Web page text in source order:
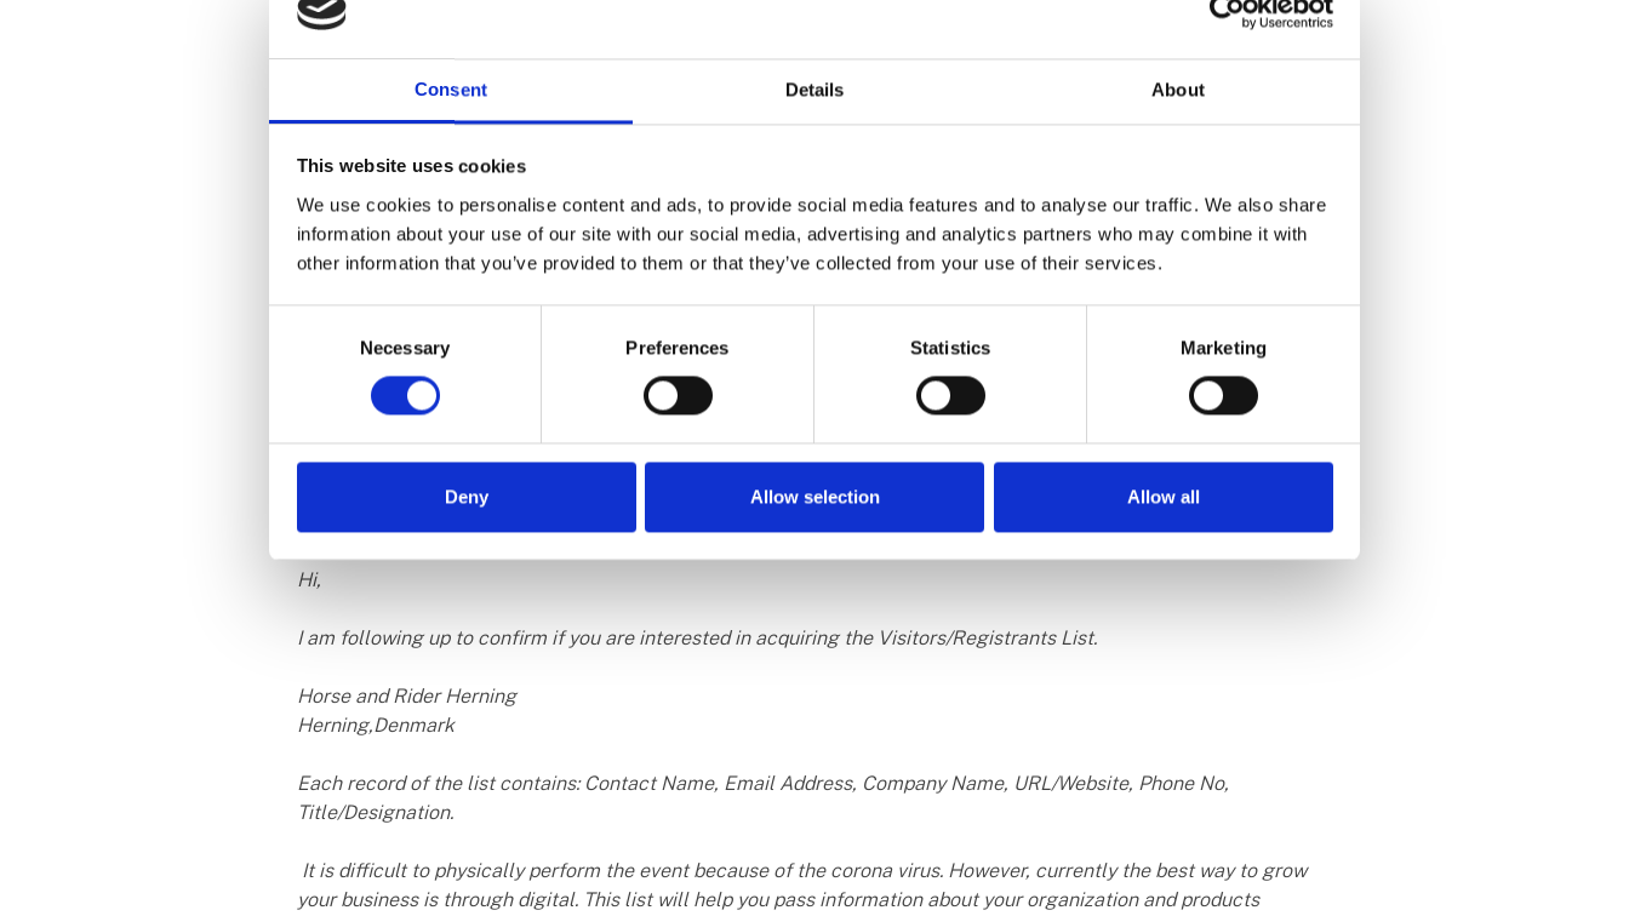
Consent Details About
This website uses cookies
We use cookies to personalise content and ads, to provide social media features and to analyse our traffic. We also share
information about your use of our site with our social media, advertising and analytics partners who may combine it with
other information that you’ve provided to them or that they’ve collected from your use of their services.
Necessary Preferences Statistics Marketing
Deny Allow selection Allow all
Fair Guide bruger samme metode i mange forskellige lande. Der er imidlertid sket et gennembrud i mange
krav om betaling gældende mod en kunde, der har underskrevet firmaets formular, at kundens optagelse på
internetsiden skal slettes og at Construct Data Verlag AG skal betale begge parters sagsomkostninger. MCH er i
besiddelse af en udskrift af dommen og dens præmisser i både tysk og engelsk udgave.
Andre lignende virksomheder
Bemærk at også andre virksomheder anvender et koncept, der til forveksling minder om ovennævnte guider, fx EU
Advarsel om falske faktura og mistænkelige emails
modtaget en del emails med mistænkeligt indhold, og vi kan kun tage stærkt afstand fra disse emails og metoder.
Her er et eksempel på en mistænkelig e-mail:
Hi,
I am following up to confirm if you are interested in acquiring the Visitors/Registrants List.
Horse and Rider Herning
Herning,Denmark
Each record of the list contains: Contact Name, Email Address, Company Name, URL/Website, Phone No,
Title/Designation.
It is difficult to physically perform the event because of the corona virus. However, currently the best way to grow
your business is through digital. This list will help you pass information about your organization and products